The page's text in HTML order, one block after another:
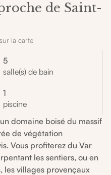
de Saint-
la carte
5
salle(s) de bain
1
piscine
domaine boisé du massif
de végétation
Vous profiterez du Var
les sentiers, ou en
les villages provençaux